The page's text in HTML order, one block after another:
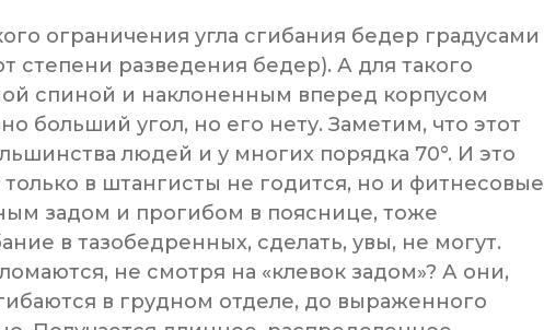
ограничения угла сгибания бедер градусами
степени разведения бедер). А для такого
спиной и наклоненным вперед корпусом
больший угол, но его нету. Заметим, что этот
людей и у многих порядка 70°. И это
в штангисты не годится, но и фитнесовые
задом и прогибом в пояснице, тоже
в тазобедренных, сделать, увы, не могут.
не смотря на «клевок задом»? А они,
в грудном отделе, до выраженного